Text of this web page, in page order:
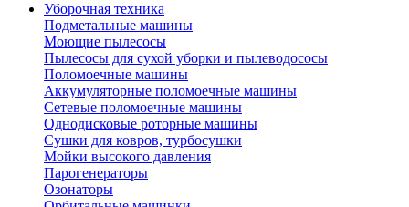
Уборочная техника
Подметальные машины
Моющие пылесосы
Пылесосы для сухой уборки и пылеводососы
Поломоечные машины
Аккумуляторные поломоечные машины
Сетевые поломоечные машины
Однодисковые роторные машины
Сушки для ковров, турбосушки
Мойки высокого давления
Парогенераторы
Озонаторы